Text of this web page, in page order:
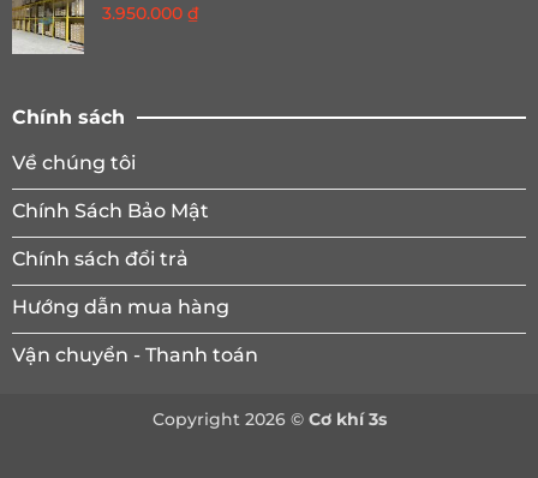
3.950.000 ₫
Chính sách
Về chúng tôi
Chính Sách Bảo Mật
Chính sách đổi trả
Hướng dẫn mua hàng
Vận chuyển - Thanh toán
Copyright 2026 © Cơ khí 3s